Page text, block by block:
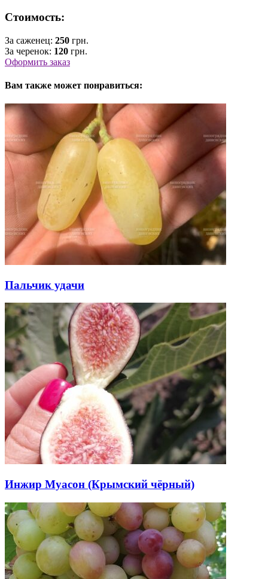
Стоимость:
За саженец: 250 грн.
За черенок: 120 грн.
Оформить заказ
Вам также может понравиться:
Пальчик удачи
Инжир Муасон (Крымский чёрный)